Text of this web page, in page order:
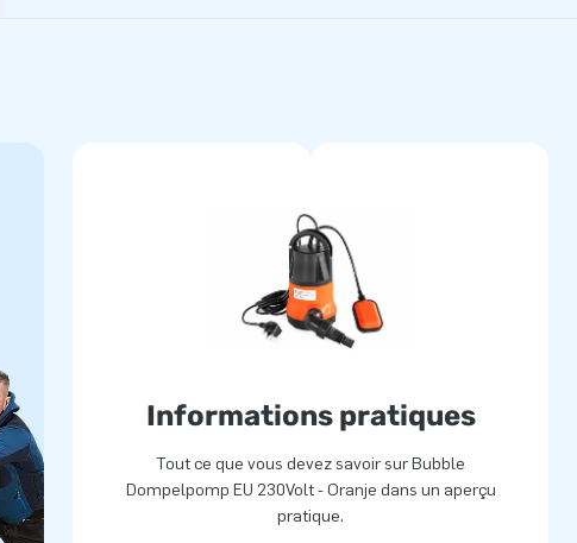
Informations pratiques
Tout ce que vous devez savoir sur Bubble
Dompelpomp EU 230Volt - Oranje dans un aperçu
pratique.